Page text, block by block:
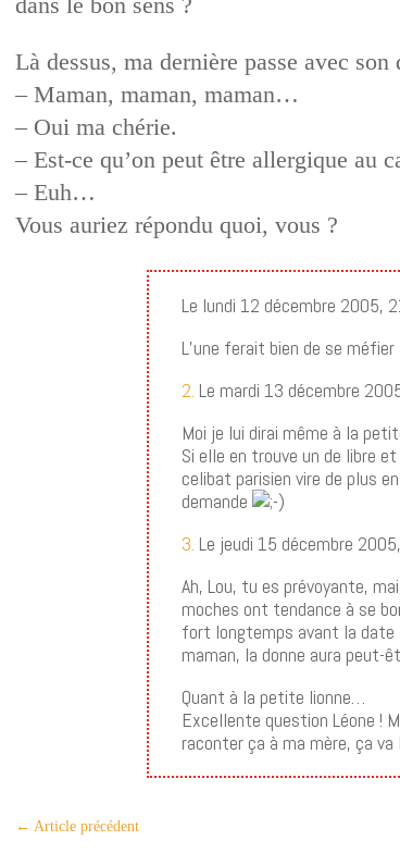
Là dessus, ma dernière passe avec
– Maman, maman, maman…
– Oui ma chérie.
– Est-ce qu’on peut être allergique au
– Euh…
Vous auriez répondu quoi, vous ?
Le lundi 12 décembre 2005,
L’une ferait bien de se
2. Le mardi 13 décembre
Moi je lui dirai même à la
Si elle en trouve un de libre
celibat parisien vire de plus
demande
3. Le jeudi 15 décembre
Ah, Lou, tu es prévoyante,
moches ont tendance à se
fort longtemps avant la date
maman, la donne aura peut-
Quant à la petite lionne…
Excellente question Léone !
raconter ça à ma mère, ça va
← Article précédent